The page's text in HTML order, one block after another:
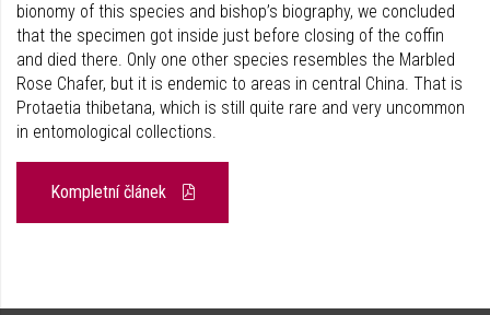
bionomy of this species and bishop’s biography, we concluded
that the specimen got inside just before closing of the coffin
and died there. Only one other species resembles the Marbled
Rose Chafer, but it is endemic to areas in central China. That is
Protaetia thibetana, which is still quite rare and very uncommon
in entomological collections.
Kompletní článek